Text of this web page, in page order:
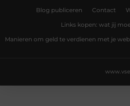
Blog publiceren Contact
Links kopen: wat jij
Manieren om geld te verdienen met je